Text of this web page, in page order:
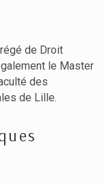
de Droit
le Master
des
de Lille.